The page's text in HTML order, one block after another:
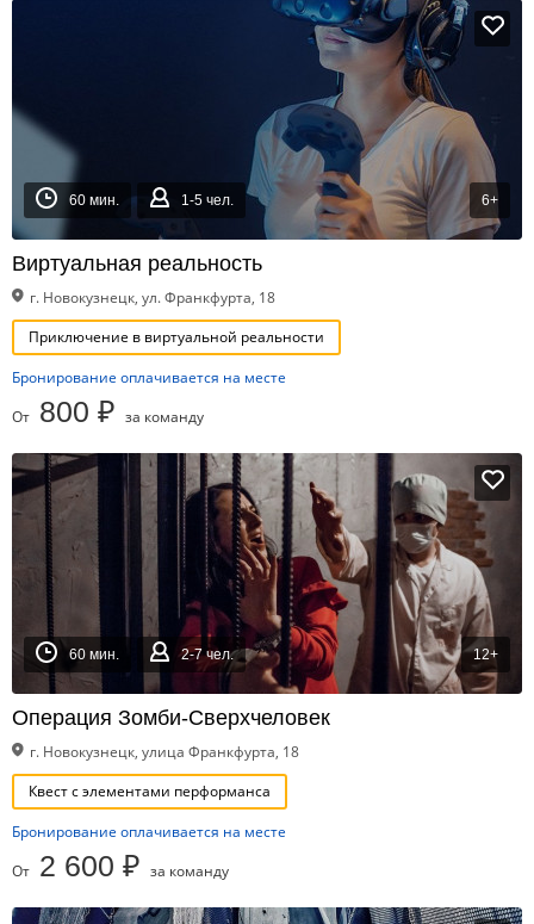
60 мин. 1-5 чел. 6+
Виртуальная реальность
г. Новокузнецк, ул. Франкфурта, 18
Приключение в виртуальной реальности
Бронирование оплачивается на месте
От 800 ₽ за команду
60 мин. 2-7 чел. 12+
Операция Зомби-Сверхчеловек
г. Новокузнецк, улица Франкфурта, 18
Квест с элементами перформанса
Бронирование оплачивается на месте
От 2 600 ₽ за команду